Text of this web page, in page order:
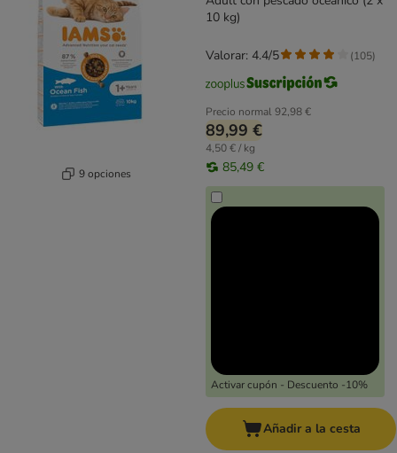
9 opciones
10 kg)
Precio normal92,98 €
89,99 €
4,50 € / kg
85,49 €
Activar cupón - Descuento -10%
Valorar: 4.4/5 (105)
Añadir a la cesta